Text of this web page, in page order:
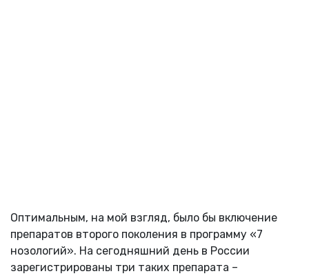
Оптимальным, на мой взгляд, было бы включение
препаратов второго поколения в программу «7
нозологий». На сегодняшний день в России
зарегистрированы три таких препарата –